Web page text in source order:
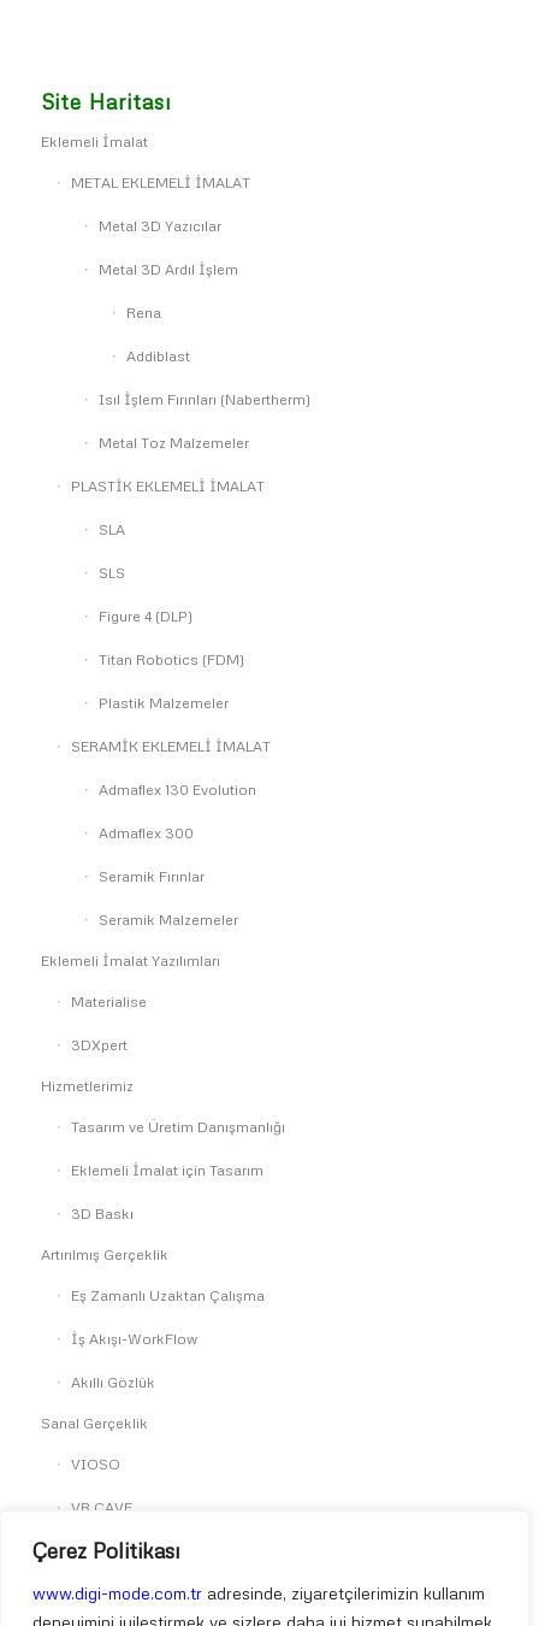
Çerez Politikası
www.digi-mode.com.tr adresinde, ziyaretçilerimizin kullanım
deneyimini iyileştirmek ve sizlere daha iyi hizmet sunabilmek
Site Haritası
Eklemeli İmalat
METAL EKLEMELİ İMALAT
Metal 3D Yazıcılar
Metal 3D Ardıl İşlem
Rena
Addiblast
Isıl İşlem Fırınları (Nabertherm)
Metal Toz Malzemeler
PLASTİK EKLEMELİ İMALAT
SLA
SLS
Figure 4 (DLP)
Titan Robotics (FDM)
Plastik Malzemeler
SERAMİK EKLEMELİ İMALAT
Admaflex 130 Evolution
Admaflex 300
Seramik Fırınlar
Seramik Malzemeler
Eklemeli İmalat Yazılımları
Materialise
3DXpert
Hizmetlerimiz
Tasarım ve Üretim Danışmanlığı
Eklemeli İmalat için Tasarım
3D Baskı
Artırılmış Gerçeklik
Eş Zamanlı Uzaktan Çalışma
İş Akışı-WorkFlow
Akıllı Gözlük
Sanal Gerçeklik
VIOSO
VR CAVE
SkyReal
Simülasyon